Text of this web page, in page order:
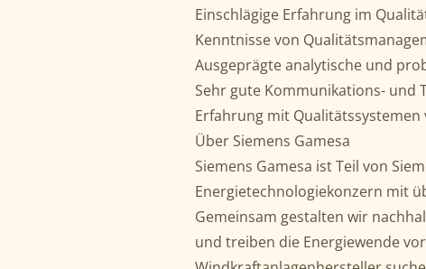
Einschlägige Erfahrung im
Kenntnisse von
Ausgeprägte analytische und
Sehr gute Kommunikations- und
Erfahrung mit Qualitätssystemen
Über Siemens Gamesa
Siemens Gamesa ist Teil von
Energietechnologiekonzern mit
Gemeinsam gestalten wir
und treiben die Energiewende